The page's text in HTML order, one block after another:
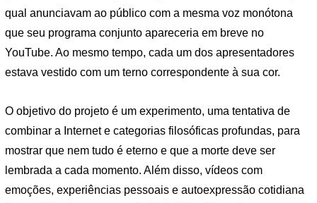
qual anunciavam ao público com a mesma voz monótona
que seu programa conjunto apareceria em breve no
YouTube. Ao mesmo tempo, cada um dos apresentadores
estava vestido com um terno correspondente à sua cor.
O objetivo do projeto é um experimento, uma tentativa de
combinar a Internet e categorias filosóficas profundas, para
mostrar que nem tudo é eterno e que a morte deve ser
lembrada a cada momento. Além disso, vídeos com
emoções, experiências pessoais e autoexpressão cotidiana